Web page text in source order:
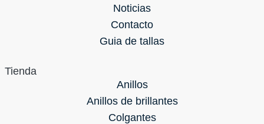
Noticias
Contacto
Guia de tallas
Tienda
Anillos
Anillos de brillantes
Colgantes